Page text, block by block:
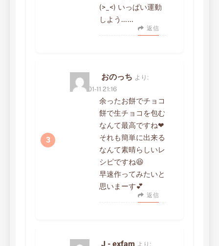
(>_<) いっぱい運動
しよう……
返信
おのっち より:
2023-01-11 21:16
余ったお餅でチョコ
餅で生チョコを包む
なんて最高ですね❤
それも簡単に出来る
なんて素晴らしいレ
シピですね😆
早速作ってみたいと
思いまーす💕
返信